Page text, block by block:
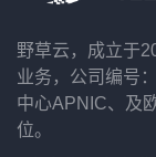
野草云，成立于
业务，公司编号
中心APNIC、及
位。